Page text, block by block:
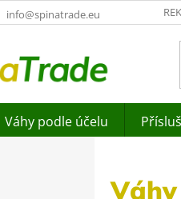
info@spinatrade.eu
Váhy podle účelu